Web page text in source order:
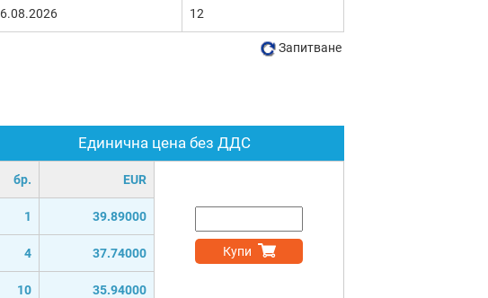
Единична цена без ДДС
бр. EUR
1 39.89000
4 37.74000
10 35.94000
Купи
12
Запитване